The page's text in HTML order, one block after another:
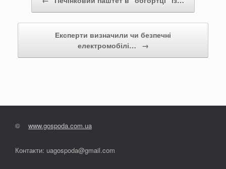
Експерти визначили чи безпечні
електромобілі…
→
© www.gospoda.com.ua
Контакти: uagospoda@gmail.com